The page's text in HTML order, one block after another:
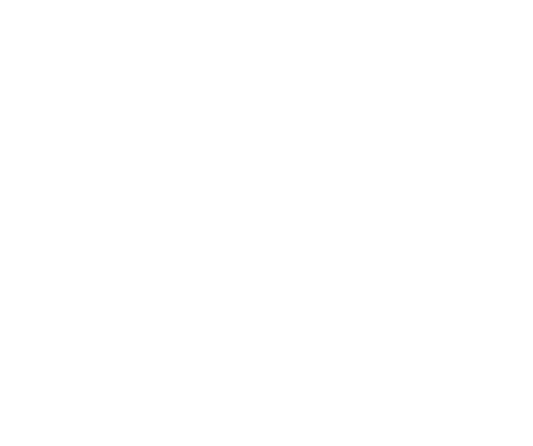
suma que
pero
ha sido